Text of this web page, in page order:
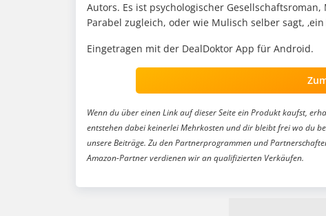
Autors. Es ist psychologischer
Parabel zugleich, oder wie Mulisch selber sagt,
Eingetragen mit der DealDoktor App für Android.
Wenn du über einen Link auf dieser Seite ein Produkt kaufst,
entstehen dabei keinerlei Mehrkosten und dir bleibt frei wo du
unsere Beiträge. Zu den Partnerprogrammen und
Amazon-Partner verdienen wir an qualifizierten Verkäufen.